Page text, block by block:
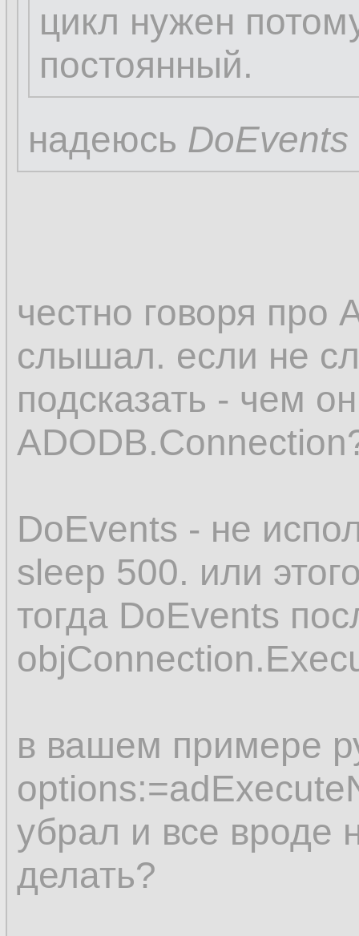
цикл нужен
постоянный.
надеюсь DoEvents
честно говоря про
слышал. если не
подсказать - чем
DoEvents - не
sleep 500. или
тогда DoEvents
в вашем примере
убрал и все вроде
делать?